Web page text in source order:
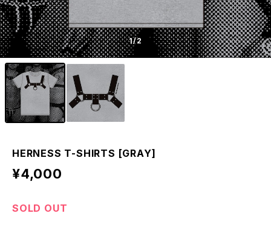
1/2
HERNESS T-SHIRTS [GRAY]
¥4,000
SOLD OUT